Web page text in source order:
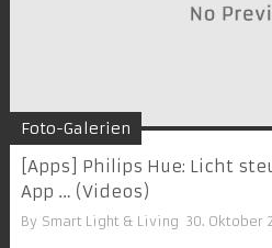
Foto-Galerien
[Apps] Philips Hue: Licht
App … (Videos)
By Smart Light & Living 30. Oktober